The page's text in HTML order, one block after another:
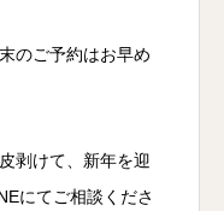
のご予約はお早め
剥けて、新年を迎
にてご相談くださ